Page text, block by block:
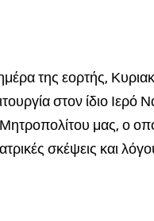
της εορτής,
στον ίδιο
μας, ο
σκέψεις και